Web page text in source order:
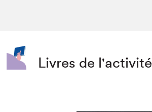
Livres de l'activité